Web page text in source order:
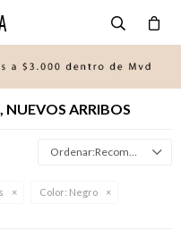
NUEVOS ARRIBOS
Recomendados
Color: Negro